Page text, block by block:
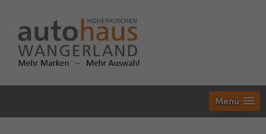
Menü